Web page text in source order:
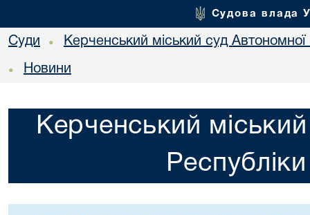
Судова влада
Суди • Керченський міський суд
• Новини
Керченський